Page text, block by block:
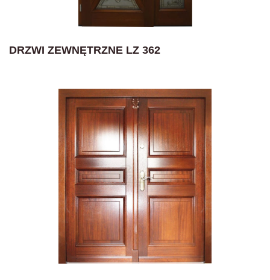
DRZWI ZEWNĘTRZNE LZ 362